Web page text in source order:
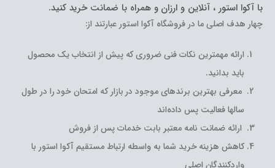
با آکوا استور ، آنلاین و ارزان و همراه با ضمانت خرید کنید.
چهار هدف اصلی ما در فروشگاه آکوا استور عبارتند از:
ارائه مهمترین نکات فنی ضروری که پیش از انتخاب یک محصول
باید بدانید.
معرفی بهترین برندهای موجود در بازار که امتحان خود را در طول
سالها فعالیت پس داده‌اند
ارائه ضمانت نامه معتبر بابت خدمات پس از فروش
کاهش هزینه خرید شما به واسطه ارتباط مستقیم آکوا استور با
واردکنندگان اصلی